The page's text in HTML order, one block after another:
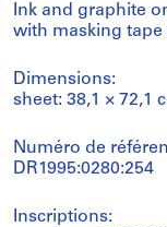
Ink and graphite
with masking
Dimensions:
sheet: 38,1 × 72,1
Numéro de
DR1995:0280:254
Inscriptions: